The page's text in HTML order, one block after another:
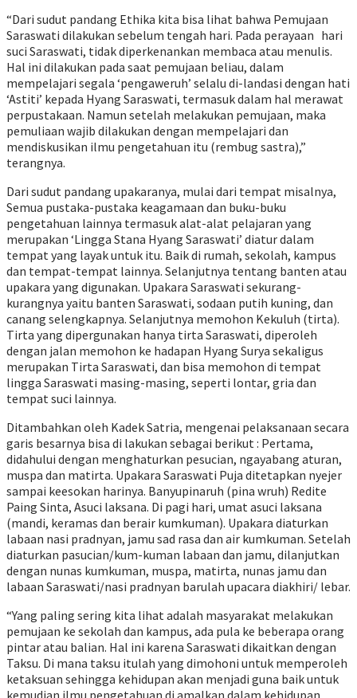
“Dari sudut pandang Ethika kita bisa lihat bahwa Pemujaan
Saraswati dilakukan sebelum tengah hari. Pada perayaan hari
suci Saraswati, tidak diperkenankan membaca atau menulis.
Hal ini dilakukan pada saat pemujaan beliau, dalam
mempelajari segala ‘pengaweruh’ selalu di-landasi dengan hati
‘Astiti’ kepada Hyang Saraswati, termasuk dalam hal merawat
perpustakaan. Namun setelah melakukan pemujaan, maka
pemuliaan wajib dilakukan dengan mempelajari dan
mendiskusikan ilmu pengetahuan itu (rembug sastra),”
terangnya.
Dari sudut pandang upakaranya, mulai dari tempat misalnya,
Semua pustaka-pustaka keagamaan dan buku-buku
pengetahuan lainnya termasuk alat-alat pelajaran yang
merupakan ‘Lingga Stana Hyang Saraswati’ diatur dalam
tempat yang layak untuk itu. Baik di rumah, sekolah, kampus
dan tempat-tempat lainnya. Selanjutnya tentang banten atau
upakara yang digunakan. Upakara Saraswati sekurang-
kurangnya yaitu banten Saraswati, sodaan putih kuning, dan
canang selengkapnya. Selanjutnya memohon Kekuluh (tirta).
Tirta yang dipergunakan hanya tirta Saraswati, diperoleh
dengan jalan memohon ke hadapan Hyang Surya sekaligus
merupakan Tirta Saraswati, dan bisa memohon di tempat
lingga Saraswati masing-masing, seperti lontar, gria dan
tempat suci lainnya.
Ditambahkan oleh Kadek Satria, mengenai pelaksanaan secara
garis besarnya bisa di lakukan sebagai berikut : Pertama,
didahului dengan menghaturkan pesucian, ngayabang aturan,
muspa dan matirta. Upakara Saraswati Puja ditetapkan nyejer
sampai keesokan harinya. Banyupinaruh (pina wruh) Redite
Paing Sinta, Asuci laksana. Di pagi hari, umat asuci laksana
(mandi, keramas dan berair kumkuman). Upakara diaturkan
labaan nasi pradnyan, jamu sad rasa dan air kumkuman. Setelah
diaturkan pasucian/kum-kuman labaan dan jamu, dilanjutkan
dengan nunas kumkuman, muspa, matirta, nunas jamu dan
labaan Saraswati/nasi pradnyan barulah upacara diakhiri/ lebar.
“Yang paling sering kita lihat adalah masyarakat melakukan
pemujaan ke sekolah dan kampus, ada pula ke beberapa orang
pintar atau balian. Hal ini karena Saraswati dikaitkan dengan
Taksu. Di mana taksu itulah yang dimohoni untuk memperoleh
ketaksuan sehingga kehidupan akan menjadi guna baik untuk